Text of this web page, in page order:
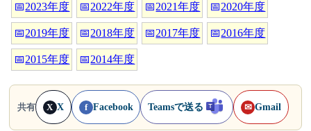
📅2023年度 📅2022年度 📅2021年度 📅2020年度
📅2019年度 📅2018年度 📅2017年度 📅2016年度
📅2015年度 📅2014年度
共有 X X f Facebook Teamsで送る ✉ Gmail